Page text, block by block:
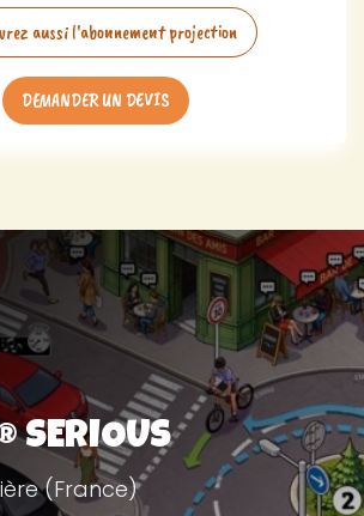
aussi l'abonnement projection
DEMANDER UN DEVIS
SERIOUS
(France)